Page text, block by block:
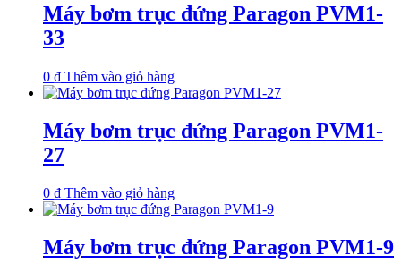
Máy bơm trục đứng Paragon PVM1-
33
0 ₫ Thêm vào giỏ hàng
Máy bơm trục đứng Paragon PVM1-
27
0 ₫ Thêm vào giỏ hàng
Máy bơm trục đứng Paragon PVM1-9